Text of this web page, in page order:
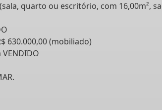
quarto ou escritório, com 16,00m²,
630.000,00 (mobiliado)